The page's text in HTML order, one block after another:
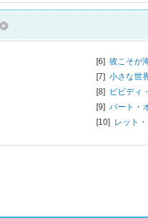
[6] 彼こそが
[7] 小さな世
[8] ビビディ
[9] パート・
[10] レット